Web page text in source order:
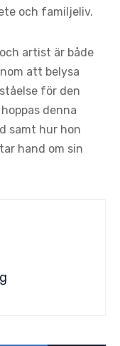
och familjeliv.
artist är både
att belysa
för den
denna
samt hur hon
hand om sin